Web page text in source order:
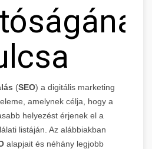
(SEO) a digitális marketing
amelynek célja, hogy a
helyezést érjenek el a
listáján. Az alábbiakban
alapjait és néhány legjobb